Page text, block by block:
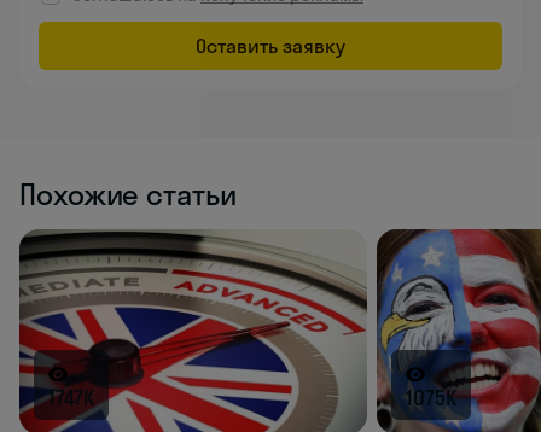
Оставить заявку
Похожие статьи
1747K 1075K